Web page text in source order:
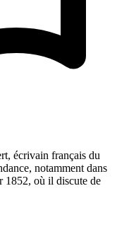
écrivain français du
notamment dans
1852, où il discute de